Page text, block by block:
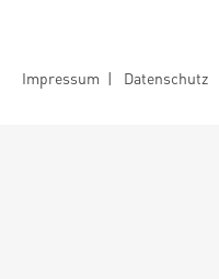
Impressum | Datenschutz